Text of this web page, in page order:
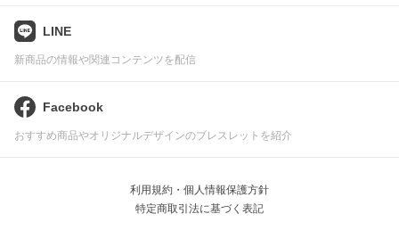
LINE
新商品の情報や関連コンテンツを配信
Facebook
おすすめ商品やオリジナルデザインのブレスレットを紹介
利用規約・個人情報保護方針
特定商取引法に基づく表記